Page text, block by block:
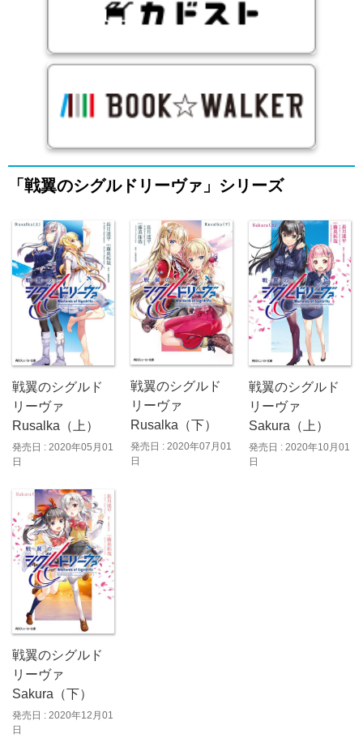
「戦翼のシグルドリーヴァ」シリーズ
戦翼のシグルド
リーヴァ
Rusalka（上）
発売日 : 2020年05月01
日
戦翼のシグルド
リーヴァ
Rusalka（下）
発売日 : 2020年07月01
日
戦翼のシグルド
リーヴァ
Sakura（上）
発売日 : 2020年10月01
日
戦翼のシグルド
リーヴァ
Sakura（下）
発売日 : 2020年12月01
日